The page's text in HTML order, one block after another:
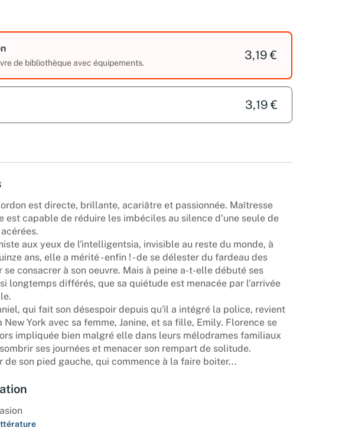
de bibliothèque avec équipements.
3,19 €
3,19 €
est directe, brillante, acariâtre et passionnée. Maîtresse
est capable de réduire les imbéciles au silence d'une seule de
aux yeux de l'intelligentsia, invisible au reste du monde, à
ans, elle a mérité - enfin ! - de se délester du fardeau des
se consacrer à son oeuvre. Mais à peine a-t-elle débuté ses
longtemps différés, que sa quiétude est menacée par l'arrivée
qui fait son désespoir depuis qu'il a intégré la police, revient
New York avec sa femme, Janine, et sa fille, Emily. Florence se
impliquée bien malgré elle dans leurs mélodrames familiaux
ses journées et menacer son rempart de solitude.
de son pied gauche, qui commence à la faire boiter...